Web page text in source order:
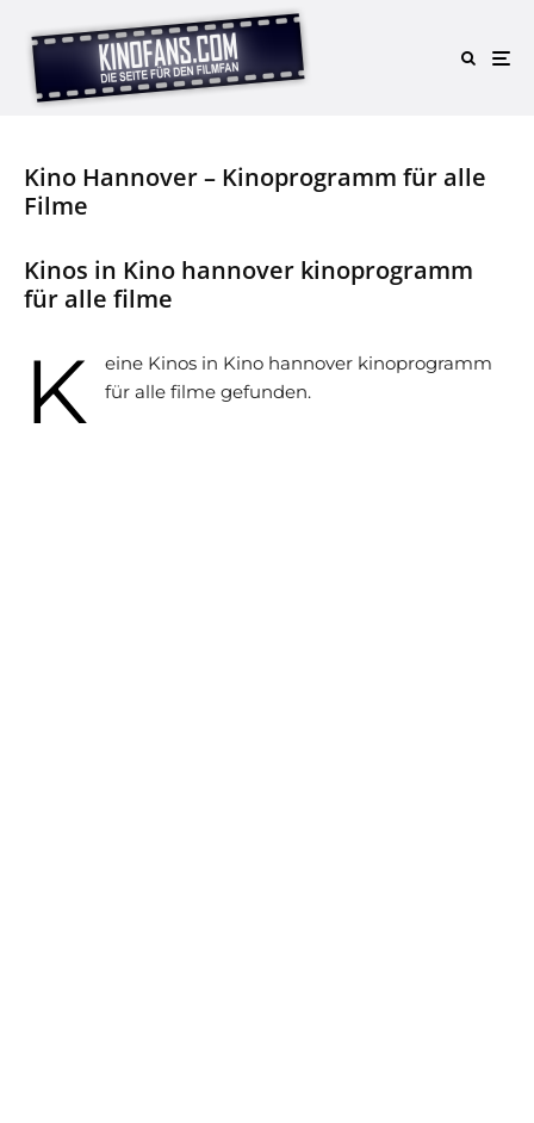
Kino Hannover – Kinoprogramm für alle
Filme
Kinos in Kino hannover kinoprogramm
für alle filme
K
eine Kinos in Kino hannover kinoprogramm
für alle filme gefunden.